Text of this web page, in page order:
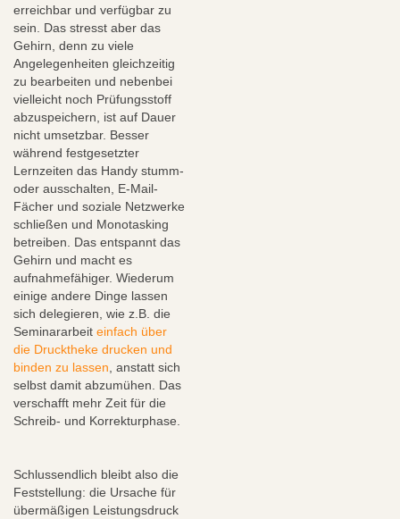
erreichbar und verfügbar zu
sein. Das stresst aber das
Gehirn, denn zu viele
Angelegenheiten gleichzeitig
zu bearbeiten und nebenbei
vielleicht noch Prüfungsstoff
abzuspeichern, ist auf Dauer
nicht umsetzbar. Besser
während festgesetzter
Lernzeiten das Handy stumm-
oder ausschalten, E-Mail-
Fächer und soziale Netzwerke
schließen und Monotasking
betreiben. Das entspannt das
Gehirn und macht es
aufnahmefähiger. Wiederum
einige andere Dinge lassen
sich delegieren, wie z.B. die
Seminararbeit einfach über
die Drucktheke drucken und
binden zu lassen , anstatt sich
selbst damit abzumühen. Das
verschafft mehr Zeit für die
Schreib- und Korrekturphase.
Schlussendlich bleibt also die
Feststellung: die Ursache für
übermäßigen Leistungsdruck